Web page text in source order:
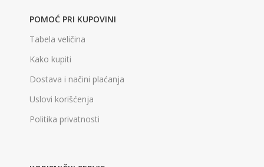
POMOĆ PRI KUPOVINI
Tabela veličina
Kako kupiti
Dostava i načini plaćanja
Uslovi korišćenja
Politika privatnosti